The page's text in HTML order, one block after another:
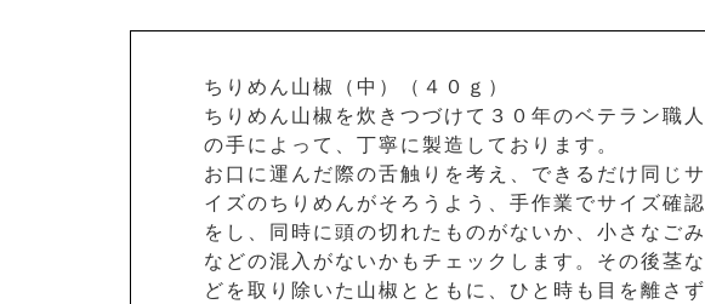
ちりめん山椒（中）（４０ｇ）
ちりめん山椒を炊きつづけて３０年のベテラン職人
の手によって、丁寧に製造しております。
お口に運んだ際の舌触りを考え、できるだけ同じサ
イズのちりめんがそろうよう、手作業でサイズ確認
をし、同時に頭の切れたものがないか、小さなごみ
などの混入がないかもチェックします。その後茎な
どを取り除いた山椒とともに、ひと時も目を離さず